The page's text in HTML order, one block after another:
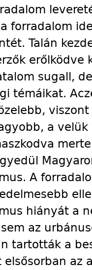
forradalom
Talán
erőlködve
sugall,
témáikat.
a
A
hiányát a
az
tartották a
az